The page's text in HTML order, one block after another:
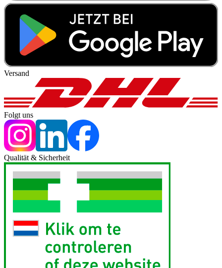
Versand
Folgt uns
Qualität & Sicherheit